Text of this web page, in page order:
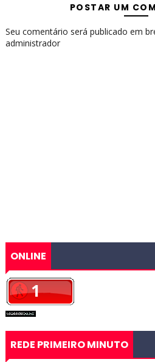
POSTAR UM
Seu comentário será publicado em
administrador
ONLINE
REDE PRIMEIRO MINUTO